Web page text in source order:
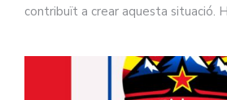
contribuït a crear aquesta situació.